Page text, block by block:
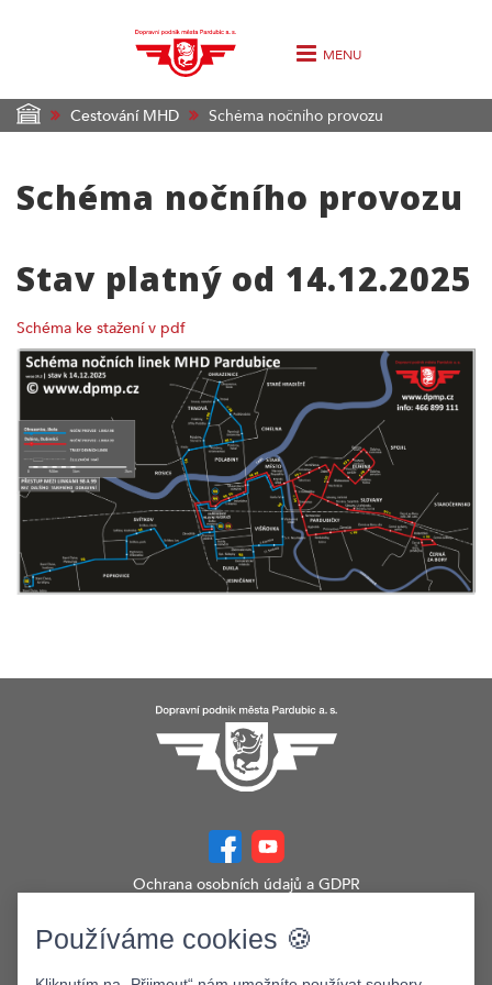
MENU
Cestování MHD Schéma nočního provozu
Schéma nočního provozu
Stav platný od 14.12.2025
Schéma ke stažení v pdf
Ochrana osobních údajů a GDPR
Zobrazit verzi webu pro PC
©2026. Dopravní podnik města Pardubic a.s.
Používáme cookies 🍪